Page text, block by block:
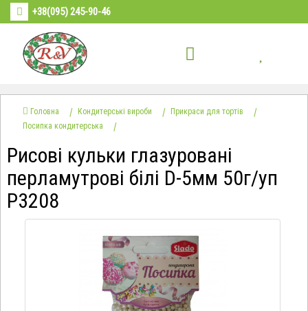
+38(095) 245-90-46
Головна Кондитерські вироби
Прикраси для тортів
Посипка кондитерська
Рисові кульки глазуровані
перламутрові білі D-5мм 50г/уп
Р3208